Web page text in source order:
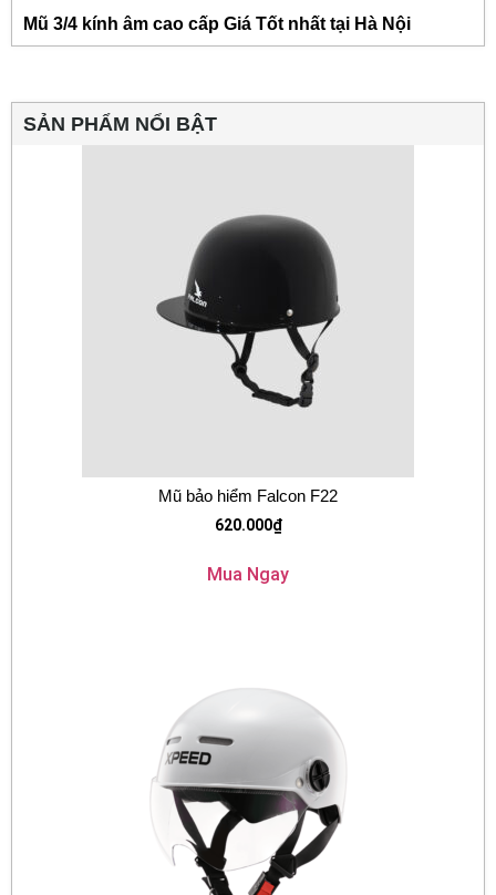
Mũ 3/4 kính âm cao cấp Giá Tốt nhất tại Hà Nội
SẢN PHẨM NỔI BẬT
Mũ bảo hiểm Falcon F22
620.000₫
Mua Ngay